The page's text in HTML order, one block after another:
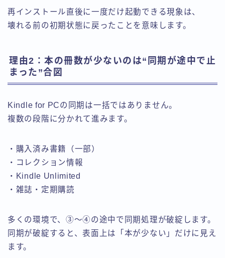
再インストール直後に一度だけ起動できる現象は、
壊れる前の初期状態に戻ったことを意味します。
理由2：本の冊数が少ないのは“同期が途中で止
まった”合図
Kindle for PCの同期は一括ではありません。
複数の段階に分かれて進みます。
・購入済み書籍（一部）
・コレクション情報
・Kindle Unlimited
・雑誌・定期購読
多くの環境で、③〜④の途中で同期処理が破綻します。
同期が破綻すると、表面上は「本が少ない」だけに見え
ます。